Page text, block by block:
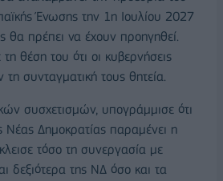
Ένωσης την 1η Ιουλίου 2027
θα πρέπει να έχουν προηγηθεί.
θέση του ότι οι κυβερνήσεις
συνταγματική τους θητεία.
συσχετισμών, υπογράμμισε ότι
Νέας Δημοκρατίας παραμένει η
τόσο τη συνεργασία με
δεξιότερα της ΝΔ όσο και τα